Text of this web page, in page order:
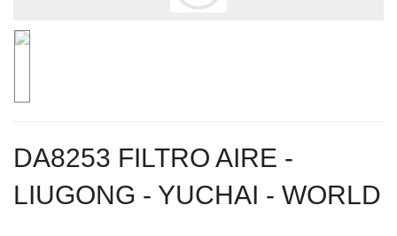
DA8253 FILTRO AIRE -
LIUGONG - YUCHAI - WORLD